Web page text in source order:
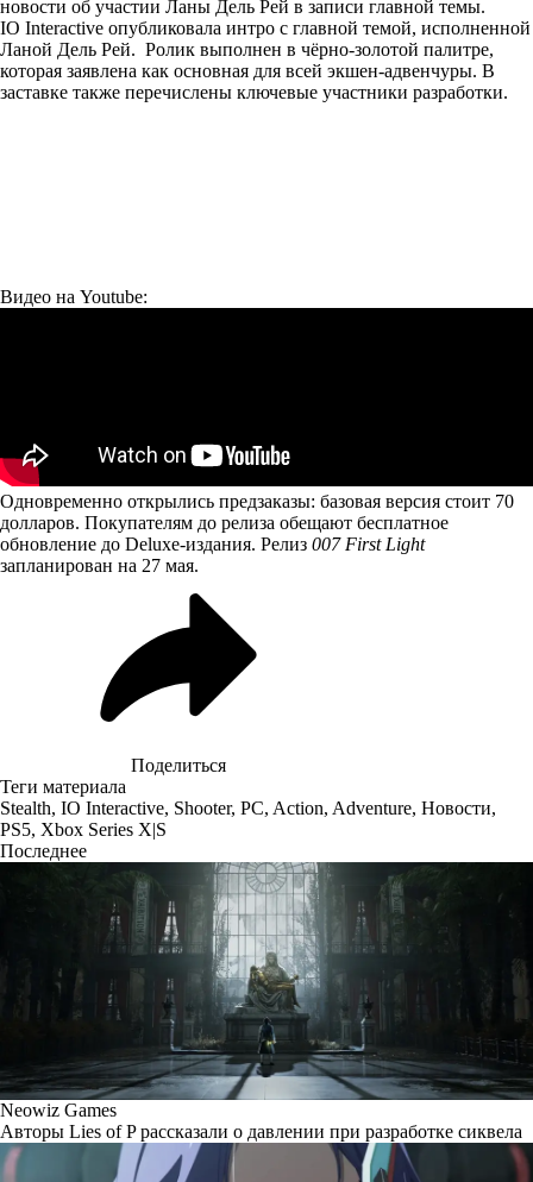
новости об участии Ланы Дель Рей в записи главной темы.
IO Interactive опубликовала интро с главной темой, исполненной
Ланой Дель Рей. Ролик выполнен в чёрно-золотой палитре,
которая заявлена как основная для всей экшен-адвенчуры. В
заставке также перечислены ключевые участники разработки.
Видео на Youtube:
Одновременно открылись предзаказы: базовая версия стоит 70
долларов. Покупателям до релиза обещают бесплатное
обновление до Deluxe-издания. Релиз 007 First Light
запланирован на 27 мая.
Поделиться
Теги материала
Stealth, IO Interactive, Shooter, PC, Action, Adventure, Новости,
PS5, Xbox Series X|S
Последнее
Neowiz Games
Авторы Lies of P рассказали о давлении при разработке сиквела